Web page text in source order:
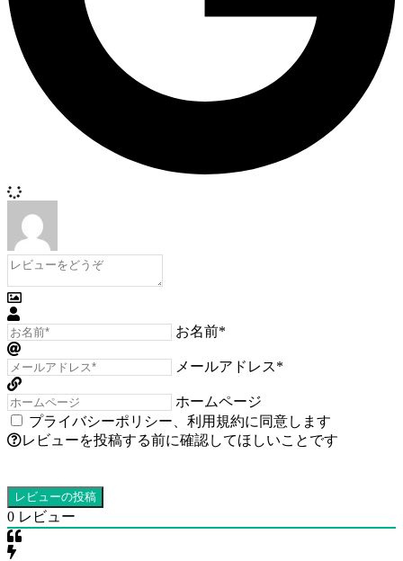
お名前*
メールアドレス*
ホームページ
プライバシーポリシー
利用規約に同意します
レビューを投稿する前に確認してほしいことです
0 レビュー